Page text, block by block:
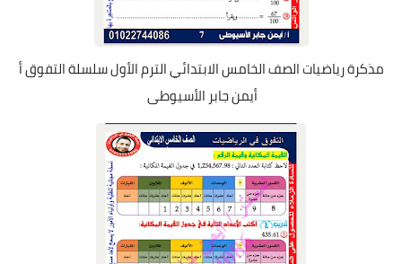
مذكرة رياضيات الصف الخامس الابتدائي الترم الأول سلسلة التفوق أ
أيمن جابر الأسيوطى